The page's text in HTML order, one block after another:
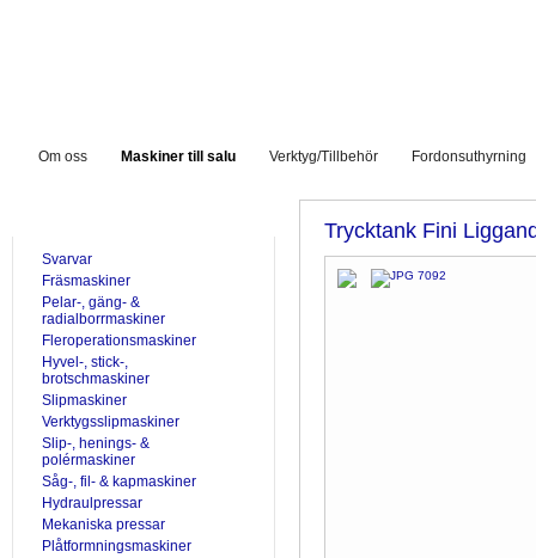
Om oss Maskiner till salu Verktyg/Tillbehör Fordonsuthyrning
Svarvar
Fräsmaskiner
Pelar-, gäng- &
radialborrmaskiner
Fleroperationsmaskiner
Hyvel-, stick-,
brotschmaskiner
Slipmaskiner
Verktygsslipmaskiner
Slip-, henings- &
polérmaskiner
Såg-, fil- & kapmaskiner
Hydraulpressar
Mekaniska pressar
Plåtformningsmaskiner
Trycktank Fini